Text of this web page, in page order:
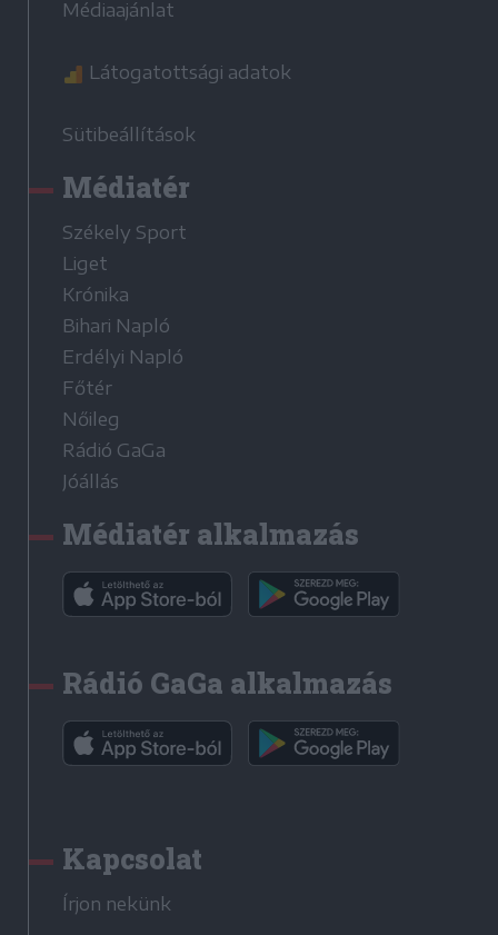
Médiaajánlat
Látogatottsági adatok
Sütibeállítások
Médiatér
Székely Sport
Liget
Krónika
Bihari Napló
Erdélyi Napló
Főtér
Nőileg
Rádió GaGa
Jóállás
Médiatér alkalmazás
Rádió GaGa alkalmazás
Kapcsolat
Írjon nekünk